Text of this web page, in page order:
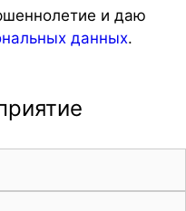
и даю
данных.